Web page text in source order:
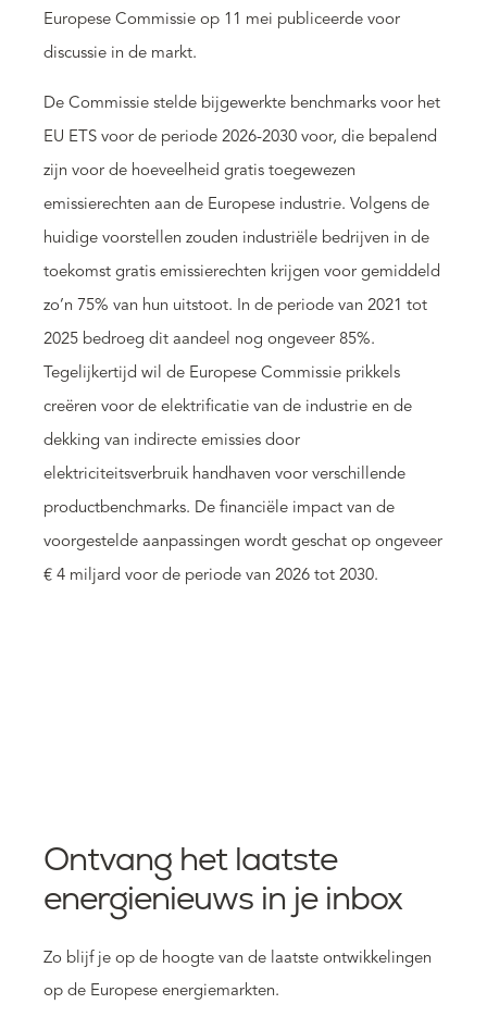
Europese Commissie op 11 mei publiceerde voor
discussie in de markt.
De Commissie stelde bijgewerkte benchmarks voor het
EU ETS voor de periode 2026-2030 voor, die bepalend
zijn voor de hoeveelheid gratis toegewezen
emissierechten aan de Europese industrie. Volgens de
huidige voorstellen zouden industriële bedrijven in de
toekomst gratis emissierechten krijgen voor gemiddeld
zo’n 75% van hun uitstoot. In de periode van 2021 tot
2025 bedroeg dit aandeel nog ongeveer 85%.
Tegelijkertijd wil de Europese Commissie prikkels
creëren voor de elektrificatie van de industrie en de
dekking van indirecte emissies door
elektriciteitsverbruik handhaven voor verschillende
productbenchmarks. De financiële impact van de
voorgestelde aanpassingen wordt geschat op ongeveer
€ 4 miljard voor de periode van 2026 tot 2030.
Ontvang het laatste
energienieuws in je inbox
Zo blijf je op de hoogte van de laatste ontwikkelingen
op de Europese energiemarkten.